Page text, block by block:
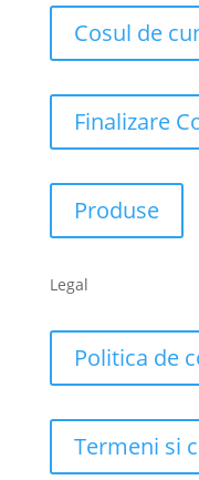
Cosul de
Finalizare
Produse
Legal
Politica de
Termeni si